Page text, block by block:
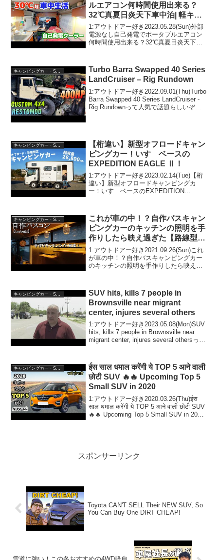
ルエアコン何時間使用出来る？
32℃真夏日炎天下車中泊| 軽キャ
ンピングカー
1:アウトドアー好き2023.05.28(Sun)外部
電源なし自己発電でポータブルエアコン
何時間使用出来る？32℃真夏日炎天下車
アー好き2023.05.28(Su...
Turbo Barra Swapped 40 Series
LandCruiser – Rig Rundown
1:アウトドアー好き2022.09.01(Thu)Turbo
Barra Swapped 40 Series LandCruiser -
Rig Rundownって人気で話題らしいぞ、
【桁違い】新型オフロードキャン
ピングカー！いすゞベースの
EXPEDITION EAGLE Ⅱ！
1:アウトドアー好き2023.02.14(Tue)【桁
違い】新型オフロードキャンピングカ
ー！いすゞベースのEXPEDITION
2023.02.14(Tue)この動...
キャンピングカー・SUV人気車種
これが車の中！？自作バスキャン
ピングカーのキッチンの照明を手
作りしたら映え過ぎた【路線型バ
スコン製作㊶】
1:アウトドアー好き2021.09.26(Sun)これ
が車の中！？自作バスキャンピングカー
のキッチンの照明を手作りしたら映え過
ウトドアー好き2021.09.26(Su...
SUV hits, kills 7 people in
Brownsville near migrant
center, injures several others
1:アウトドアー好き2023.05.08(Mon)SUV
hits, kills 7 people in Brownsville near
migrant center, injures several othersって
キャンピングカー・SUV人気車種
ईस साल धमाल करेंगी ये TOP 5 आने वाली
छोटी SUV 🔥🔥 Upcoming Top 5
Small SUV in 2020
1:アウトドアー好き2020.03.26(Thu)ईस
साल धमाल करेंगी ये TOP 5 आने वाली छोटी SUV
🔥🔥 Upcoming Top 5 Small SUV in 2020
スポンサーリンク
Toyota CAN'T SELL Their NEW SUV, So
You Can Buy One DIRT CHEAP!